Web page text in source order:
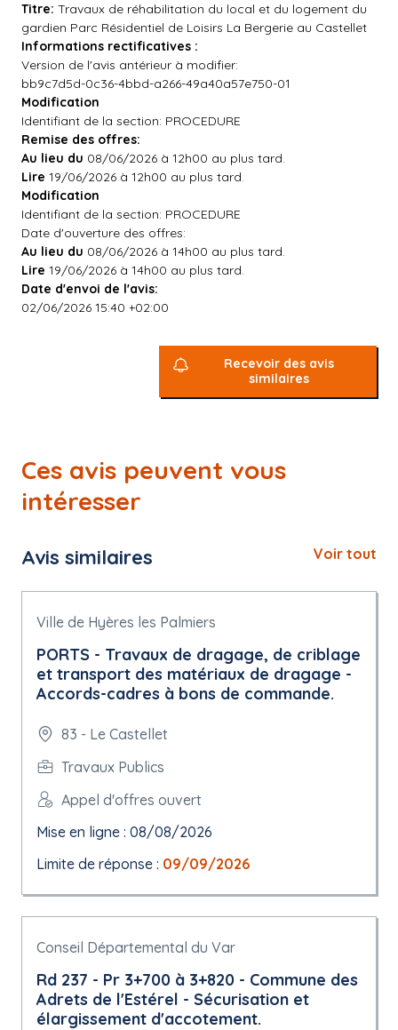
Titre: Travaux de réhabilitation du local et du logement du
gardien Parc Résidentiel de Loisirs La Bergerie au Castellet
Informations rectificatives :
Version de l'avis antérieur à modifier:
bb9c7d5d-0c36-4bbd-a266-49a40a57e750-01
Modification
Identifiant de la section: PROCEDURE
Remise des offres:
Au lieu du 08/06/2026 à 12h00 au plus tard.
Lire 19/06/2026 à 12h00 au plus tard.
Modification
Identifiant de la section: PROCEDURE
Date d'ouverture des offres:
Au lieu du 08/06/2026 à 14h00 au plus tard.
Lire 19/06/2026 à 14h00 au plus tard.
Date d'envoi de l'avis:
02/06/2026 15:40 +02:00
Recevoir des avis
similaires
Ces avis peuvent vous
intéresser
Avis similaires Voir tout
Ville de Hyères les Palmiers
PORTS - Travaux de dragage, de criblage
et transport des matériaux de dragage -
Accords-cadres à bons de commande.
83 - Le Castellet
Travaux Publics
Appel d'offres ouvert
Mise en ligne : 08/08/2026
Limite de réponse : 09/09/2026
Conseil Départemental du Var
Rd 237 - Pr 3+700 à 3+820 - Commune des
Adrets de l'Estérel - Sécurisation et
élargissement d'accotement.